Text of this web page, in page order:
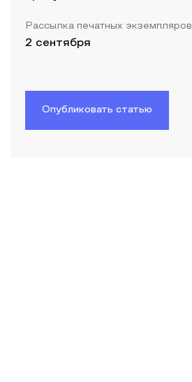
Рассылка печатных экземпляров
2 сентября
Опубликовать статью